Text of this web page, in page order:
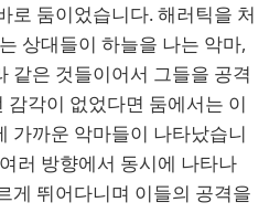
로 둠이었습니다. 해러틱을 처
상대들이 하늘을 나는 악마,
같은 것들이어서 그들을 공격
각이 없었다면 둠에서는 이
가까운 악마들이 나타났습니
러 방향에서 동시에 나타나
게 뛰어다니며 이들의 공격을